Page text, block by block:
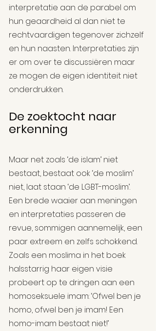
interpretatie aan de parabel om
hun geaardheid al dan niet te
rechtvaardigen tegenover zichzelf
en hun naasten. Interpretaties zijn
er om over te discussiëren maar
ze mogen de eigen identiteit niet
onderdrukken.
De zoektocht naar
erkenning
Maar net zoals ‘de islam’ niet
bestaat, bestaat ook ‘de moslim’
niet, laat staan ‘de LGBT-moslim’.
Een brede waaier aan meningen
en interpretaties passeren de
revue, sommigen aannemelijk, een
paar extreem en zelfs schokkend.
Zoals een moslima in het boek
halsstarrig haar eigen visie
probeert op te dringen aan een
homoseksuele imam: ‘Ofwel ben je
homo, ofwel ben je imam! Een
homo-imam bestaat niet!’